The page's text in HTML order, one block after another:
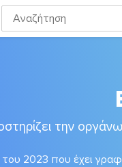
την
2023 που έχει